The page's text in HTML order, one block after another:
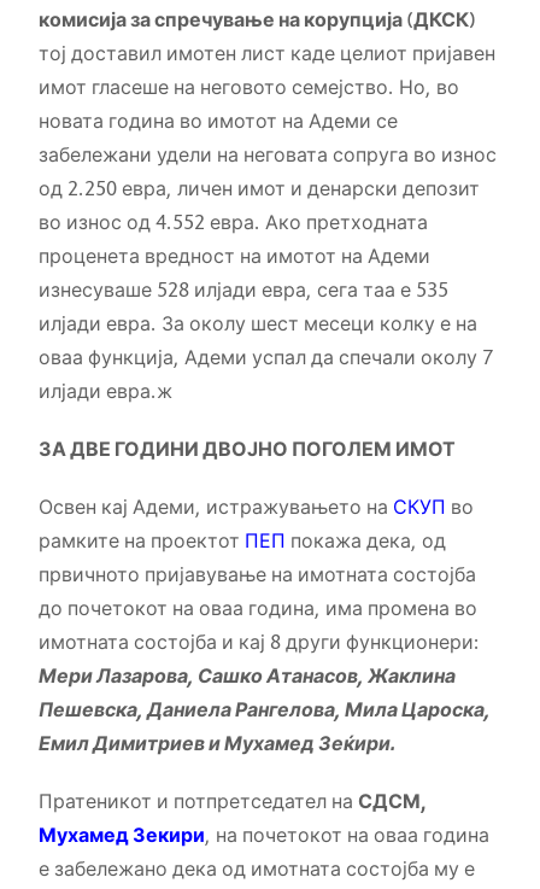
комисија за спречување на корупција (ДКСК)
тој доставил имотен лист каде целиот пријавен
имот гласеше на неговото семејство. Но, во
новата година во имотот на Адеми се
забележани удели на неговата сопруга во износ
од 2.250 евра, личен имот и денарски депозит
во износ од 4.552 евра. Ако претходната
проценета вредност на имотот на Адеми
изнесуваше 528 илјади евра, сега таа е 535
илјади евра. За околу шест месеци колку е на
оваа функција, Адеми успал да спечали околу 7
илјади евра.ж
ЗА ДВЕ ГОДИНИ ДВОЈНО ПОГОЛЕМ ИМОТ
Освен кај Адеми, истражувањето на СКУП во
рамките на проектот ПЕП покажа дека, од
првичното пријавување на имотната состојба
до почетокот на оваа година, има промена во
имотната состојба и кај 8 други функционери:
Мери Лазарова, Сашко Атанасов, Жаклина
Пешевска, Даниела Рангелова, Мила Цароска,
Емил Димитриев и Мухамед Зеќири.
Пратеникот и потпретседател на СДСМ,
Мухамед Зекири, на почетокот на оваа година
е забележано дека од имотната состојба му е